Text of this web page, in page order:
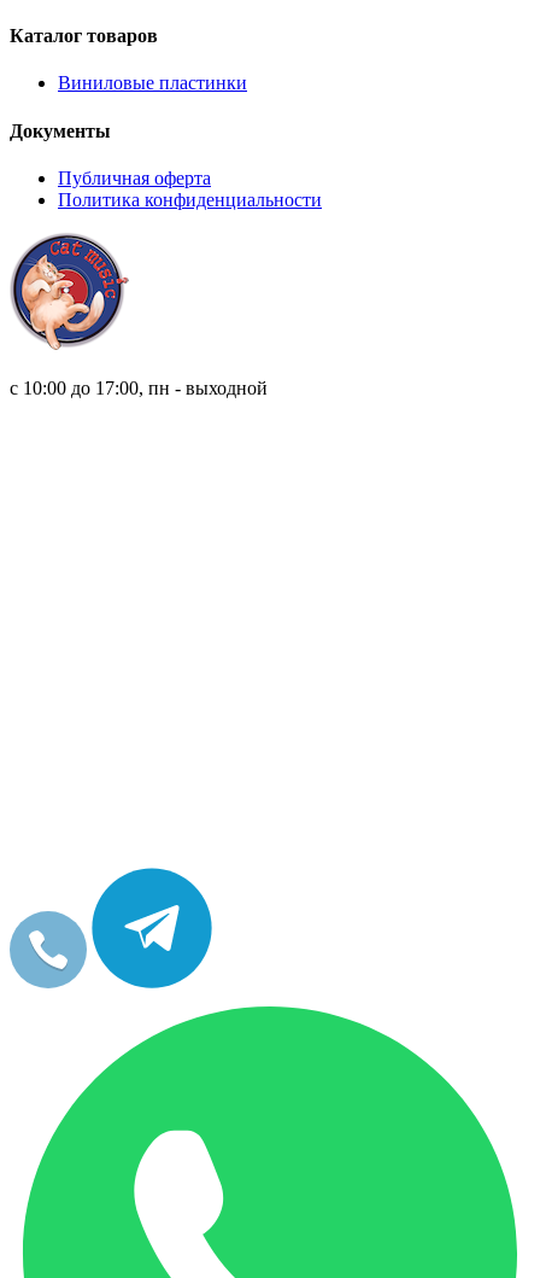
Каталог товаров
Виниловые пластинки
Документы
Публичная оферта
Политика конфиденциальности
с 10:00 до 17:00, пн - выходной